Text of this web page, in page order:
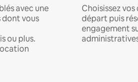
avec une
dont vous
ou plus.
Choisissez
départ puis
engagement